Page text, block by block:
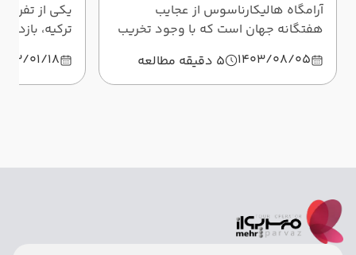
آرامگاه هالیکارناسوس از عجایب
هفتگانه جهان است که با وجود تخریب
بخش عمده‌اش، کماکان چشم‌ها را به
خود خیره می‌کند و در این مطلب کامل
معرفی شده است.
1403/08/05 5 دقیقه مطالعه
یکی از
ترکیه،
بدروم را
01/18